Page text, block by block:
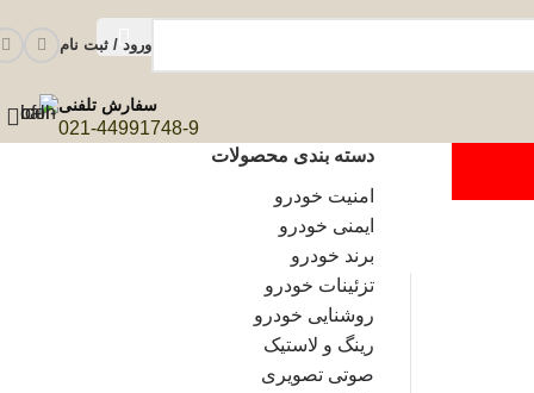
ورود / ثبت نام
سفارش تلفنی
021-44991748-9
دسته بندی محصولات
امنیت خودرو
ایمنی خودرو
برند خودرو
تزئینات خودرو
روشنایی خودرو
رینگ و لاستیک
صوتی تصویری